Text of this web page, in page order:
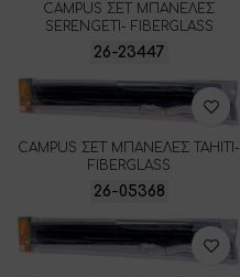
CAMPUS ΣΕΤ ΜΠΑΝΕΛΕΣ
SERENGETI- FIBERGLASS
26-23447
CAMPUS ΣΕΤ ΜΠΑΝΕΛΕΣ TAHITI-
FIBERGLASS
26-05368